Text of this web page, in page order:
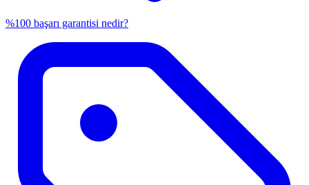
%100 başarı garantisi nedir?